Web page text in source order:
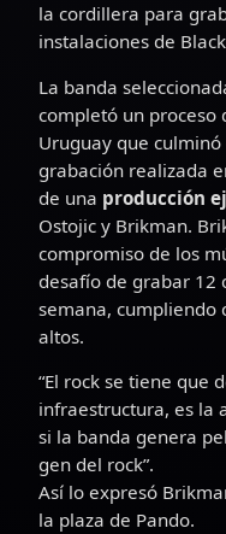
la cordillera para
instalaciones de
La banda
completó un proceso
Uruguay que
grabación realizada
de una producción
Ostojic y Brikman.
compromiso de los
desafío de grabar 12
semana, cumpliendo
altos.
“El rock se tiene que
infraestructura, es la
si la banda genera
gen del rock”.
Así lo expresó
la plaza de Pando.